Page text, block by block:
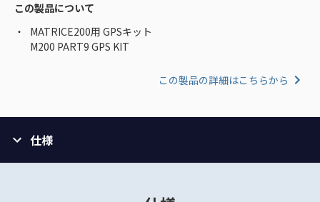
この製品について
MATRICE200用 GPSキット
M200 PART9 GPS KIT
この製品の詳細はこちらから
仕様